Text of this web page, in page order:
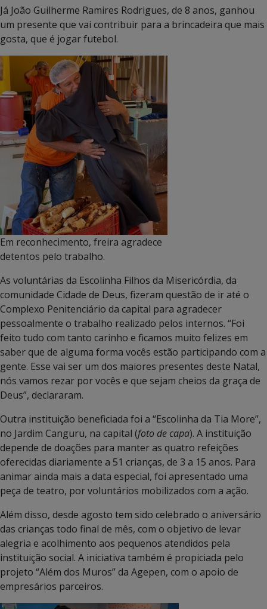
Já João Guilherme Ramires Rodrigues, de 8 anos, ganhou
um presente que vai contribuir para a brincadeira que mais
gosta, que é jogar futebol.
Em reconhecimento, freira agradece
detentos pelo trabalho.
As voluntárias da Escolinha Filhos da Misericórdia, da
comunidade Cidade de Deus, fizeram questão de ir até o
Complexo Penitenciário da capital para agradecer
pessoalmente o trabalho realizado pelos internos. “Foi
feito tudo com tanto carinho e ficamos muito felizes em
saber que de alguma forma vocês estão participando com a
gente. Esse vai ser um dos maiores presentes deste Natal,
nós vamos rezar por vocês e que sejam cheios da graça de
Deus”, declararam.
Outra instituição beneficiada foi a “Escolinha da Tia More”,
no Jardim Canguru, na capital (foto de capa). A instituição
depende de doações para manter as quatro refeições
oferecidas diariamente a 51 crianças, de 3 a 15 anos. Para
animar ainda mais a data especial, foi apresentado uma
peça de teatro, por voluntários mobilizados com a ação.
Além disso, desde agosto tem sido celebrado o aniversário
das crianças todo final de mês, com o objetivo de levar
alegria e acolhimento aos pequenos atendidos pela
instituição social. A iniciativa também é propiciada pelo
projeto “Além dos Muros” da Agepen, com o apoio de
empresários parceiros.